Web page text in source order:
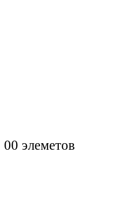
00 элеметов